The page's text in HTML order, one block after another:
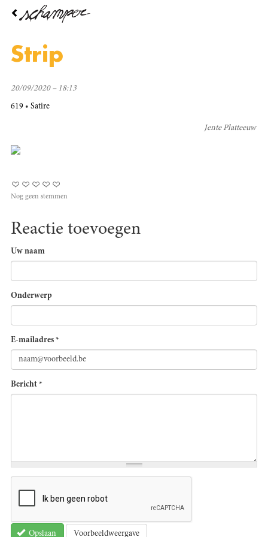
Overslaan
inhoud
gaan Strip
20/09/2020 – 18:13
619 Satire
Jente Platteeuw
Nog geen stemmen
Reactie toevoegen
Uw naam
Onderwerp
E-mailadres *
Bericht *
Opslaan Voorbeeldweergave